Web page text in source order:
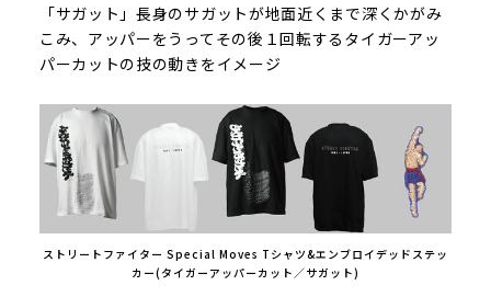
「サガット」長身のサガットが地面近くまで深くかがみ
こみ、アッパーをうってその後１回転するタイガーアッ
パーカットの技の動きをイメージ
ストリートファイター Special Moves Tシャツ&エンブロイデッドステッ
カー(タイガーアッパーカット／サガット)